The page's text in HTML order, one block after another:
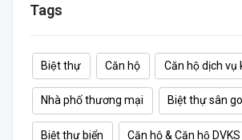
Tags
Biệt thự Căn hộ Căn hộ dịch vụ
Nhà phố thương mại Biệt thự sân
Biệt thự biển Căn hộ & Căn hộ DVKS